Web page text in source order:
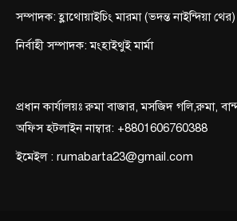
সম্পাদক: হ্লাথোয়াইচিং মারমা (ভদন্ত নাইন্দিয়া থের)
নির্বাহী সম্পাদক: মংহাইথুই মার্মা
প্রধান কার্যালয়ঃ রুমা বাজার, মসজিদ গলি,রুমা,
অফিস হটলাইন নাম্বার: +8801606760388
ইমেইল : rumabarta23@gmail.com